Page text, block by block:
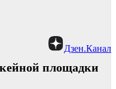
Дзен.Канал
площадки